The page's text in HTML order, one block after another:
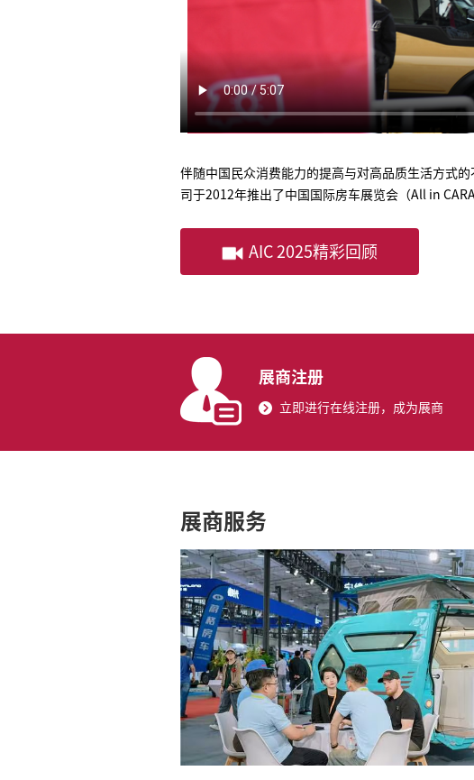
伴随中国民众消费能力的提高与对高品质生活方式
司于2012年推出了中国国际房车展览会（All in
AIC 2025精彩回顾
展商注册
立即进行在线注册，成为展商
展商服务